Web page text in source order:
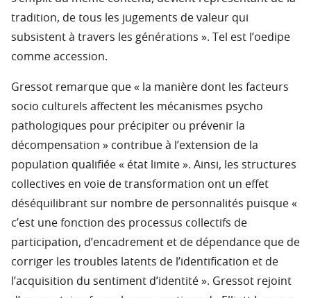
tradition, de tous les jugements de valeur qui
subsistent à travers les générations ». Tel est l’oedipe
comme accession.
Gressot remarque que « la manière dont les facteurs
socio culturels affectent les mécanismes psycho
pathologiques pour précipiter ou prévenir la
décompensation » contribue à l’extension de la
population qualifiée « état limite ». Ainsi, les structures
collectives en voie de transformation ont un effet
déséquilibrant sur nombre de personnalités puisque «
c’est une fonction des processus collectifs de
participation, d’encadrement et de dépendance que de
corriger les troubles latents de l’identification et de
l’acquisition du sentiment d’identité ». Gressot rejoint